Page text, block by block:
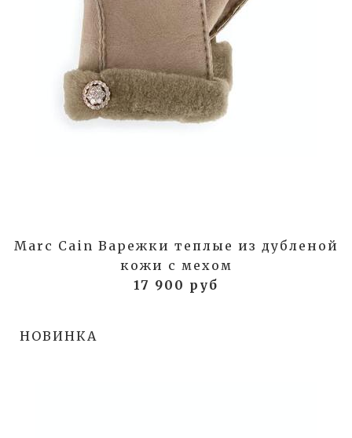
Marc Cain Варежки теплые из дубленой
кожи с мехом
17 900 руб
НОВИНКА